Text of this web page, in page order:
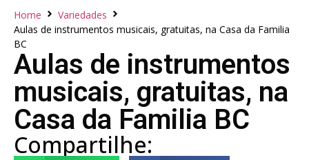
Home
Variedades
Aulas de instrumentos musicais, gratuitas, na Casa da Familia
BC
Aulas de instrumentos
musicais, gratuitas, na
Casa da Familia BC
Compartilhe: